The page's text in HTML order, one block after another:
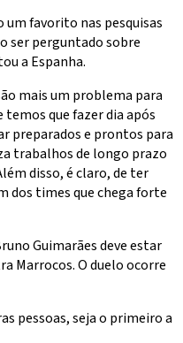
um favorito nas pesquisas
ser perguntado sobre
a Espanha.
mais um problema para
temos que fazer dia após
preparados e prontos para
trabalhos de longo prazo
disso, é claro, de ter
dos times que chega forte
Guimarães deve estar
Marrocos. O duelo ocorre
pessoas, seja o primeiro a